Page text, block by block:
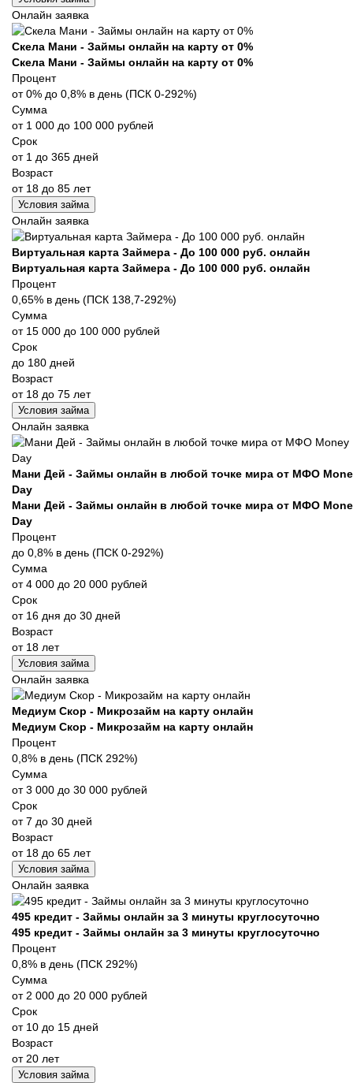
Онлайн заявка
Скела Мани - Займы онлайн на карту от 0%
Скела Мани - Займы онлайн на карту от 0%
Процент
от 0% до 0,8% в день (ПСК 0-292%)
Сумма
от 1 000 до 100 000 рублей
Срок
от 1 до 365 дней
Возраст
от 18 до 85 лет
Условия займа
Онлайн заявка
Виртуальная карта Займера - До 100 000 руб. онлайн
Виртуальная карта Займера - До 100 000 руб. онлайн
Процент
0,65% в день (ПСК 138,7-292%)
Сумма
от 15 000 до 100 000 рублей
Срок
до 180 дней
Возраст
от 18 до 75 лет
Условия займа
Онлайн заявка
Мани Дей - Займы онлайн в любой точке мира от МФО
Day
Мани Дей - Займы онлайн в любой точке мира от МФО
Day
Процент
до 0,8% в день (ПСК 0-292%)
Сумма
от 4 000 до 20 000 рублей
Срок
от 16 дня до 30 дней
Возраст
от 18 лет
Условия займа
Онлайн заявка
Медиум Скор - Микрозайм на карту онлайн
Медиум Скор - Микрозайм на карту онлайн
Процент
0,8% в день (ПСК 292%)
Сумма
от 3 000 до 30 000 рублей
Срок
от 7 до 30 дней
Возраст
от 18 до 65 лет
Условия займа
Онлайн заявка
495 кредит - Займы онлайн за 3 минуты круглосуточно
495 кредит - Займы онлайн за 3 минуты круглосуточно
Процент
0,8% в день (ПСК 292%)
Сумма
от 2 000 до 20 000 рублей
Срок
от 10 до 15 дней
Возраст
от 20 лет
Условия займа